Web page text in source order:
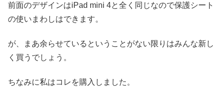
前面のデザインはiPad mini 4と全く同じなので保護シート
の使いまわしはできます。
が、まあ余らせているということがない限りはみんな新し
く買うでしょう。
ちなみに私はコレを購入しました。